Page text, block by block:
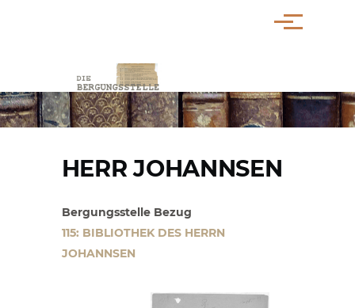
Menü
PFADNAVIGATION
HERR JOHANNSEN
Bergungsstelle Bezug
115: BIBLIOTHEK DES HERRN
JOHANNSEN